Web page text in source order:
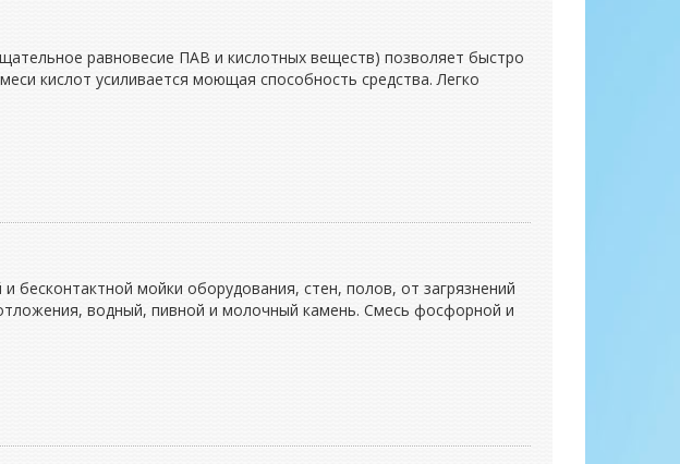
равновесие ПАВ и кислотных веществ) позволяет быстро
кислот усиливается моющая способность средства. Легко
бесконтактной мойки оборудования, стен, полов, от загрязнений
водный, пивной и молочный камень. Смесь фосфорной и